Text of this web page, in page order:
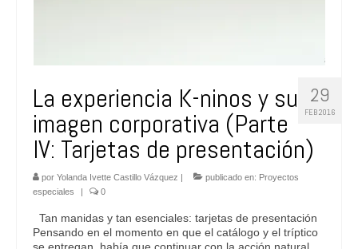
29
FEB 2016
La experiencia K-ninos y su
imagen corporativa (Parte
IV: Tarjetas de presentación)
por Yolanda Ivette Castillo Vázquez | publicado en: Proyectos
especiales
| 0
Tan manidas y tan esenciales: tarjetas de presentación
Pensando en el momento en que el catálogo y el tríptico